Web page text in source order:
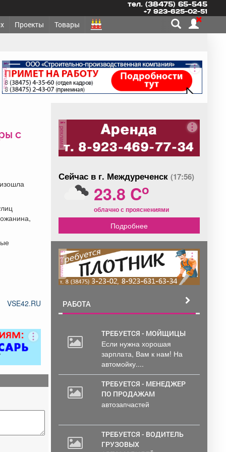
тел. (38475) 65-545
+7 923-625-02-51
Проекты Товары
реклама
с
VSE42.RU
реклама
Сейчас в г. Междуреченск (17:56)
23.8 Co
облачно с прояснениями
Подробнее
реклама
РАБОТА
ТРЕБУЕТСЯ - МОЙЩИЦЫ
Если нужна хорошая
зарплата, Вам к нам! На
автомойку....
ТРЕБУЕТСЯ - МЕНЕДЖЕР
ПО ПРОДАЖАМ
автозапчастей
ТРЕБУЕТСЯ - ВОДИТЕЛЬ
ГРУЗОВЫХ